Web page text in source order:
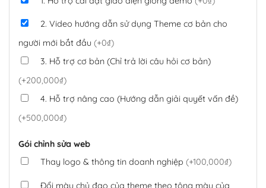
2. Video hướng dẫn sử dụng Theme cơ bản cho
người mới bắt đầu (+0₫)
3. Hỗ trợ cơ bản (Chỉ trả lời câu hỏi cơ bản)
(+200,000₫)
4. Hỗ trợ nâng cao (Hướng dẫn giải quyết vấn đề)
(+500,000₫)
Gói chỉnh sửa web
Thay logo & thông tin doanh nghiệp (+100,000₫)
Đổi màu chủ đạo của theme theo tông màu của